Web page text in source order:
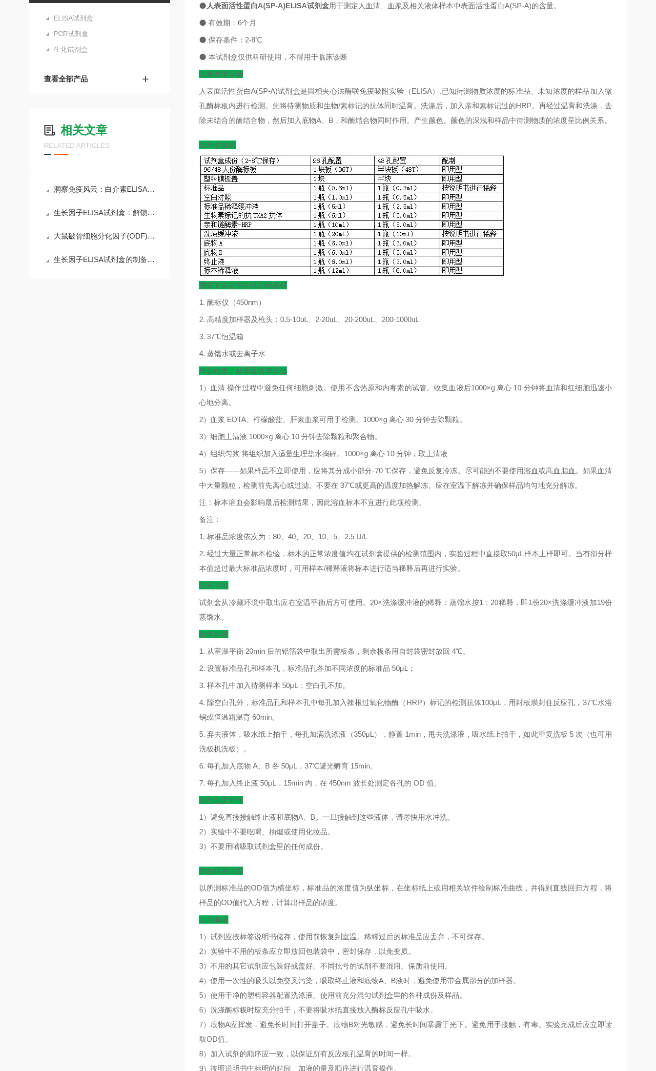
ELISA试剂盒
PCR试剂盒
生化试剂盒
查看全部产品
相关文章
RELATED ARTICLES
洞察免疫风云：白介素ELISA试剂盒在科研与临床中的核心价值
生长因子ELISA试剂盒：解锁科研精准需求，赋能高效检测核心优势
大鼠破骨细胞分化因子(ODF)ELISA试剂盒的操作注意事项
生长因子ELISA试剂盒的制备工艺探索
⚫ 人表面活性蛋白A(SP-A)ELISA试剂盒用于测定人血清、血浆及相关液体样本中表面活性蛋白A(SP-A)的含量。
⚫ 有效期： 6个月
⚫ 保存条件： 2-8℃
⚫ 本试剂盒仅供科研使用，不得用于临床诊断
实验原理实验
人表面活性蛋白A(SP-A)试剂盒是固相夹心法酶联免疫吸附实验（ELISA）.已知待测物质浓度的标准品、未知浓度的样品加入微
孔酶标板内进行检测。先将待测物质和生物/素标记的抗体同时温育。洗涤后，加入亲和素标记过的HRP。再经过温育和洗涤，去
除未结合的酶结合物，然后加入底物A、B，和酶结合物同时作用。产生颜色。颜色的深浅和样品中待测物质的浓度呈比例关系。
试剂盒组成
需要而未提供的试剂和器材
1. 酶标仪（450nm）
2. 高精度加样器及枪头： 0.5-10uL 2-20uL 20-200uL 200-1000uL
3. 37℃恒温箱
4. 蒸馏水或去离子水
样品收集、处理及保存方法
1 ）血清 操作过程中避免任何细胞刺激。使用不含热原和内毒素的试管。收集血液后1000×g 离心 10 分钟将血清和红细胞迅速小
心地分离。
2）血浆 EDTA、柠檬酸盐、肝素血浆可用于检测。 1000×g 离心30 分钟去除颗粒。
3）细胞上清液 1000×g 离心10 分钟去除颗粒和聚合物。
4）组织匀浆 将组织加入适量生理盐水捣碎。 1000×g 离心10 分钟，取上清液
5）保存------如果样品不立即使用，应将其分成小部分-70 ℃保存，避免反复冷冻。尽可能的不要使用溶血或高血脂血。如果血清
中大量颗粒，检测前先离心或过滤。不要在 37℃或更高的温度加热解冻。应在室温下解冻并确保样品均匀地充分解冻。
注：标本溶血会影响最后检测结果，因此溶血标本不宜进行此项检测。
备注：
1. 标准品浓度依次为： 80、 40、 20、 10、 5、 2.5 U/L
2. 经过大量正常标本检验，标本的正常浓度值均在试剂盒提供的检测范围内，实验过程中直接取50μL 样本上样即可。当有部分样
本值超过最大标准品浓度时，可用样本/稀释液将标本进行适当稀释后再进行实验。
试剂准备
试剂盒从冷藏环境中取出应在室温平衡后方可使用。 20×洗涤缓冲液的稀释：蒸馏水按1 ： 20稀释，即 1份20×洗涤缓冲液加19份
蒸馏水。
操作步骤
1. 从室温平衡20min 后的铝箔袋中取出所需板条，剩余板条用自封袋密封放回 4℃。
2. 设置标准品孔和样本孔，标准品孔各加不同浓度的标准品 50μL ；
3. 样本孔中加入待测样本 50μL ；空白孔不加。
4. 除空白孔外，标准品孔和样本孔中每孔加入辣根过氧化物酶（ HRP）标记的检测抗体100μL ，用封板膜封住反应孔， 37℃水浴
锅或恒温箱温育60min。
5. 弃去液体，吸水纸上拍干，每孔加满洗涤液（350μL ），静置 1min，甩去洗涤液，吸水纸上拍干，如此重复洗板 5 次（也可用
洗板机洗板）。
6. 每孔加入底物 A、 B 各 50μL ， 37℃避光孵育15min。
7. 每孔加入终止液 50μL ， 15min 内，在 450nm 波长处测定各孔的 OD 值。
试剂盒安全性
1）避免直接接触终止液和底物A、B。一旦接触到这些液体，请尽快用水冲洗。
2）实验中不要吃喝、抽烟或使用化妆品。
3）不要用嘴吸取试剂盒里的任何成份。
实验结果计算
以所测标准品的OD值为横坐标，标准品的浓度值为纵坐标，在坐标纸上或用相关软件绘制标准曲线，并得到直线回归方程，将
样品的OD值代入方程，计算出样品的浓度。
注意事项
1）试剂应按标签说明书储存，使用前恢复到室温。稀稀过后的标准品应丢弃，不可保存。
2）实验中不用的板条应立即放回包装袋中，密封保存，以免变质。
3）不用的其它试剂应包装好或盖好。不同批号的试剂不要混用。保质前使用。
4）使用一次性的吸头以免交叉污染，吸取终止液和底物A、B液时，避免使用带金属部分的加样器。
5）使用干净的塑料容器配置洗涤液。使用前充分混匀试剂盒里的各种成份及样品。
6）洗涤酶标板时应充分拍干，不要将吸水纸直接放入酶标反应孔中吸水。
7）底物A应挥发，避免长时间打开盖子。底物B对光敏感，避免长时间暴露于光下。避免用手接触，有毒。实验完成后应立即读
取OD值。
8）加入试剂的顺序应一致，以保证所有反应板孔温育的时间一样。
9）按照说明书中标明的时间、加液的量及顺序进行温育操作。